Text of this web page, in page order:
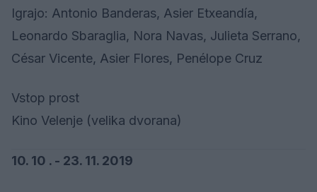
Igrajo: Antonio Banderas, Asier Etxeandía,
Leonardo Sbaraglia, Nora Navas, Julieta Serrano,
César Vicente, Asier Flores, Penélope Cruz
Vstop prost
Kino Velenje (velika dvorana)
10. 10 . - 23. 11. 2019